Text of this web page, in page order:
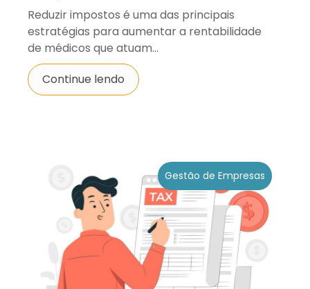
Reduzir impostos é uma das principais
estratégias para aumentar a rentabilidade
de médicos que atuam...
Continue lendo
Gestão de Empresas